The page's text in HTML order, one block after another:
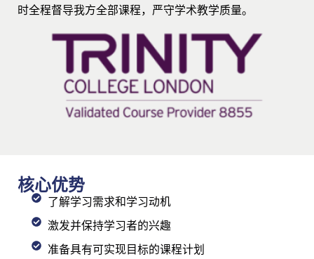
时全程督导我方全部课程，严守学术教学质量。
核心优势
了解学习需求和学习动机
激发并保持学习者的兴趣
准备具有可实现目标的课程计划